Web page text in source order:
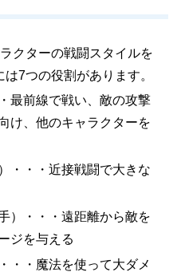
クターの戦闘スタイルを
7つの役割があります。
最前線で戦い、敵の攻撃
け、他のキャラクターを
・・・近接戦闘で大きな
）・・・遠距離から敵を
ジを与える
・・魔法を使って大ダメ